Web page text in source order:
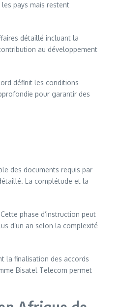
pays mais restent
détaillé incluant la
au développement
définit les conditions
pour garantir des
des documents requis par
La complétude et la
phase d’instruction peut
d’un an selon la complexité
la finalisation des accords
Bisatel Telecom permet